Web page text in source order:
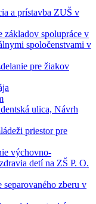
a prístavba ZUŠ v
základov spolupráce v
spoločenstvami v
pre žiakov
ulica, Návrh
priestor pre
výchovno-
detí na ZŠ P. O.
separovaného zberu v